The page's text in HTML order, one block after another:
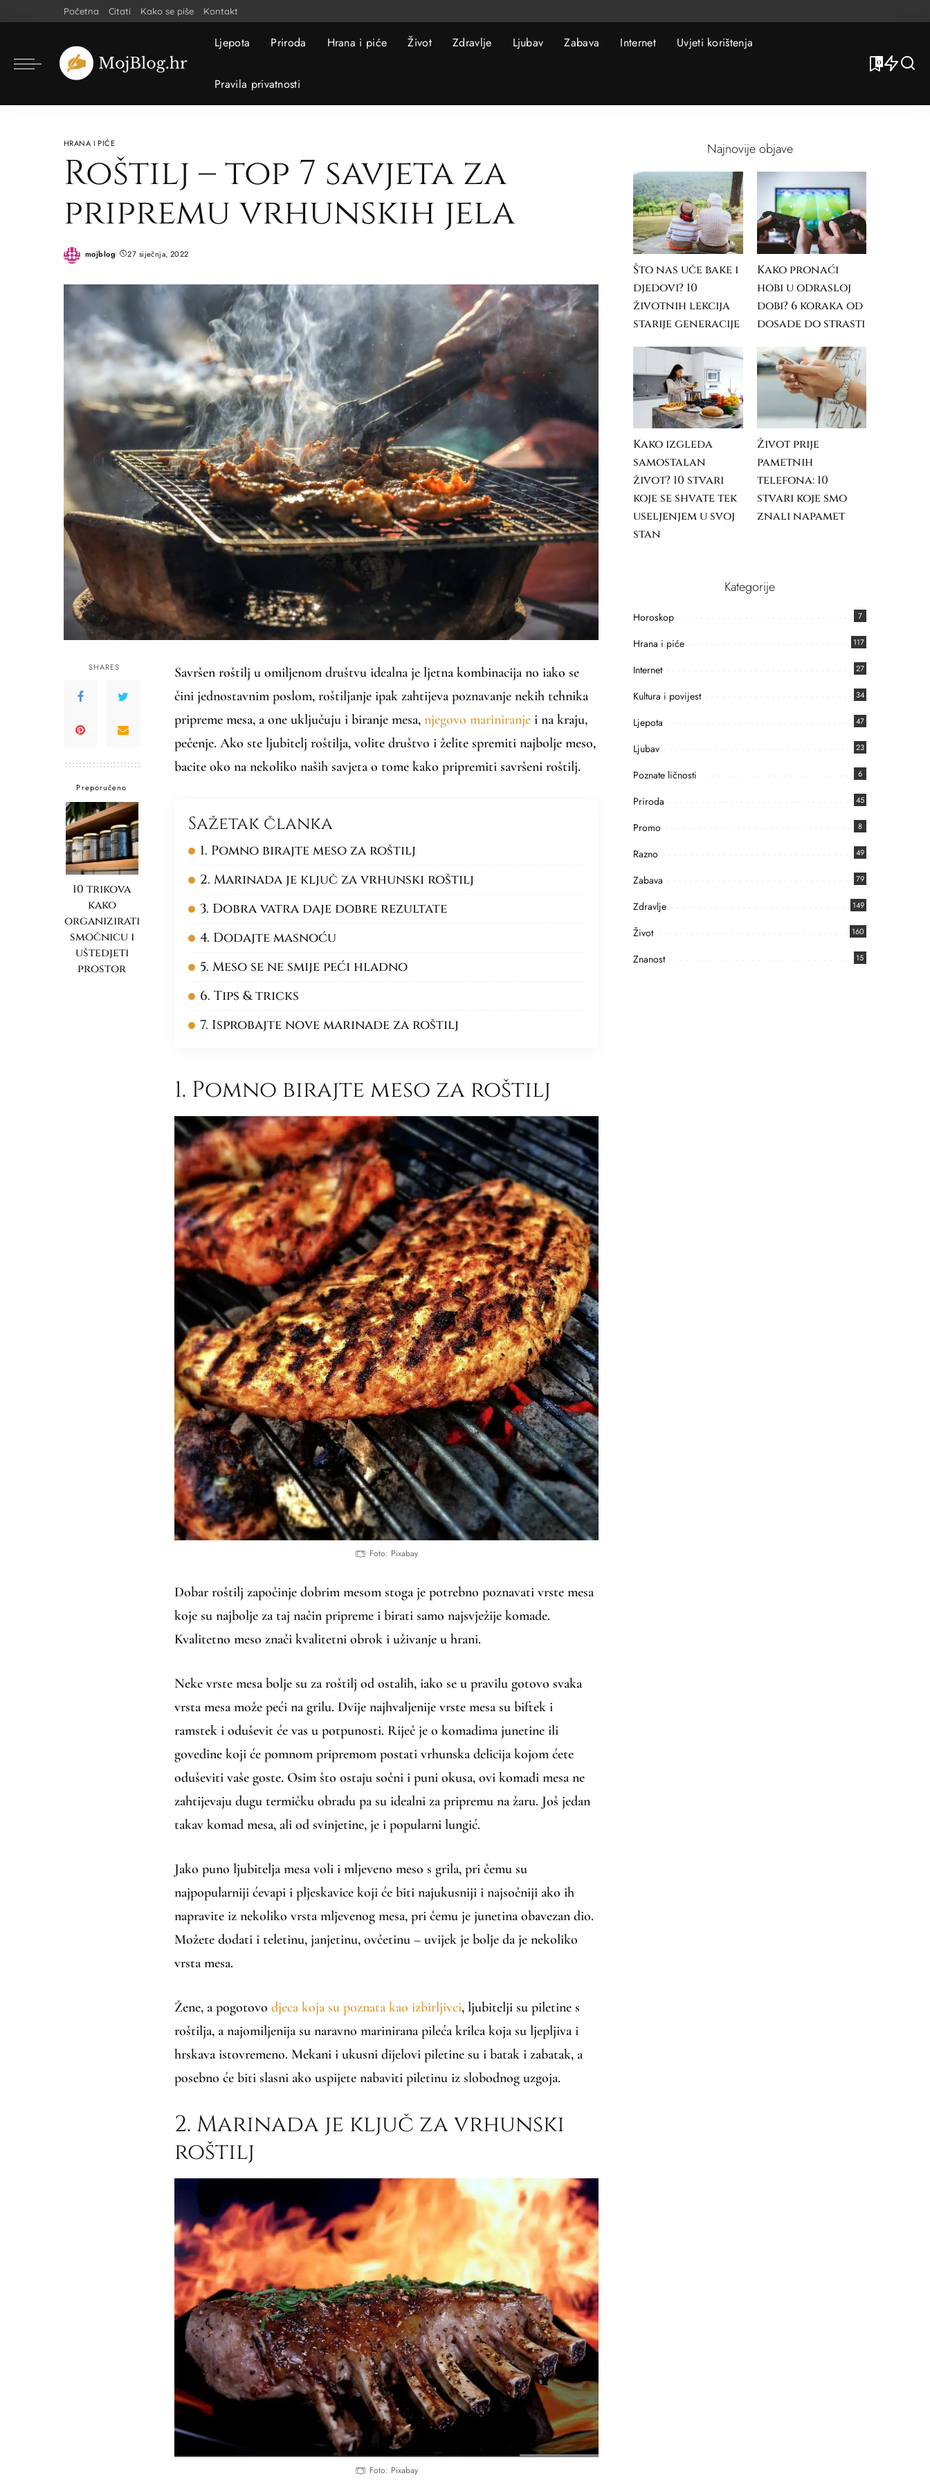
Početna Citati Kako se piše Kontakt
Ljepota Priroda Hrana i piće Život Zdravlje Ljubav Zabava Internet Uvjeti korištenja
Pravila privatnosti
0
HRANA I PIĆE
Roštilj – top 7 savjeta za
pripremu vrhunskih jela
Posted
mojblog 27 siječnja, 2022
SHARES
Preporučeno
10 trikova
kako
organizirati
smočnicu i
uštedjeti
prostor
Savršen roštilj u omiljenom društvu idealna je ljetna kombinacija no iako se
čini jednostavnim poslom, roštiljanje ipak zahtijeva poznavanje nekih tehnika
pripreme mesa, a one uključuju i biranje mesa, njegovo mariniranje i na kraju,
pečenje. Ako ste ljubitelj roštilja, volite društvo i želite spremiti najbolje meso,
bacite oko na nekoliko naših savjeta o tome kako pripremiti savršeni roštilj.
Sažetak članka
1. Pomno birajte meso za roštilj
2. Marinada je ključ za vrhunski roštilj
3. Dobra vatra daje dobre rezultate
4. Dodajte masnoću
5. Meso se ne smije peći hladno
6. Tips & tricks
7. Isprobajte nove marinade za roštilj
1. Pomno birajte meso za roštilj
Foto: Pixabay
Dobar roštilj započinje dobrim mesom stoga je potrebno poznavati vrste mesa
koje su najbolje za taj način pripreme i birati samo najsvježije komade.
Kvalitetno meso znači kvalitetni obrok i uživanje u hrani.
Neke vrste mesa bolje su za roštilj od ostalih, iako se u pravilu gotovo svaka
vrsta mesa može peći na grilu. Dvije najhvaljenije vrste mesa su biftek i
ramstek i oduševit će vas u potpunosti. Riječ je o komadima junetine ili
govedine koji će pomnom pripremom postati vrhunska delicija kojom ćete
oduševiti vaše goste. Osim što ostaju sočni i puni okusa, ovi komadi mesa ne
zahtijevaju dugu termičku obradu pa su idealni za pripremu na žaru. Još jedan
takav komad mesa, ali od svinjetine, je i popularni lungić.
Jako puno ljubitelja mesa voli i mljeveno meso s grila, pri čemu su
najpopularniji ćevapi i pljeskavice koji će biti najukusniji i najsočniji ako ih
napravite iz nekoliko vrsta mljevenog mesa, pri čemu je junetina obavezan dio.
Možete dodati i teletinu, janjetinu, ovčetinu – uvijek je bolje da je nekoliko
vrsta mesa.
Žene, a pogotovo djeca koja su poznata kao izbirljivci, ljubitelji su piletine s
roštilja, a najomiljenija su naravno marinirana pileća krilca koja su ljepljiva i
hrskava istovremeno. Mekani i ukusni dijelovi piletine su i batak i zabatak, a
posebno će biti slasni ako uspijete nabaviti piletinu iz slobodnog uzgoja.
2. Marinada je ključ za vrhunski
roštilj
Foto: Pixabay
Najnovije objave
Što nas uče bake i
djedovi? 10
životnih lekcija
starije generacije
Kako pronaći
hobi u odrasloj
dobi? 6 koraka od
dosade do strasti
Kako izgleda
samostalan
život? 10 stvari
koje se shvate tek
useljenjem u svoj
stan
Život prije
pametnih
telefona: 10
stvari koje smo
znali napamet
Kategorije
Horoskop 7
Hrana i piće 117
Internet 27
Kultura i povijest 34
Ljepota 47
Ljubav 23
Poznate ličnosti 6
Priroda 45
Promo 8
Razno 49
Zabava 79
Zdravlje 149
Život 160
Znanost 15